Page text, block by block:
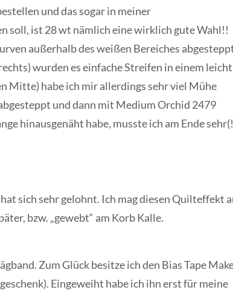
und das sogar in meiner
soll, ist 28 wt nämlich eine wirklich gute Wahl!!
außerhalb des weißen Bereiches
wurden es einfache Streifen in einem leicht
Mitte) habe ich mir allerdings sehr viel Mühe
und dann mit Medium Orchid 2479
hinausgenäht habe, musste ich am Ende
sich sehr gelohnt. Ich mag diesen Quilteffekt
bzw. „gewebt“ am Korb Kalle.
Zum Glück besitze ich den Bias Tape
Eingeweiht habe ich ihn erst für meine